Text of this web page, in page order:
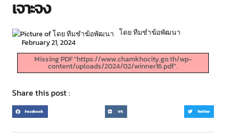
เจาะจง
โดย ทีมชำฆ้อพัฒนา
February 21, 2024
Missing PDF "https://www.chamkhocity.go.th/wp-
content/uploads/2024/02/winner16.pdf".
Share this post :
Facebook VK Twitter